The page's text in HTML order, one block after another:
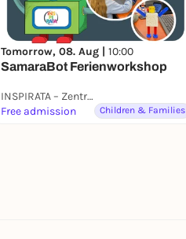
Tomorrow, 08. Aug | 10:00
SamaraBot Ferienworkshop
INSPIRATA – Zentrum für mathematisch-naturwissenschaftliche Bildung e.V.
Free admission
Children & Families